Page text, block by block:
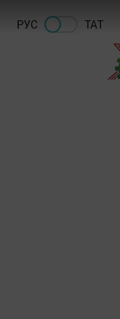
РУС ТАТ